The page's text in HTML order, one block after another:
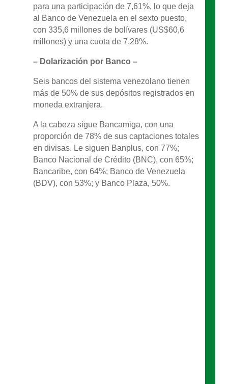
para una participación de 7,61%, lo que deja
al Banco de Venezuela en el sexto puesto,
con 335,6 millones de bolívares (US$60,6
millones) y una cuota de 7,28%.
– Dolarización por Banco –
Seis bancos del sistema venezolano tienen
más de 50% de sus depósitos registrados en
moneda extranjera.
A la cabeza sigue Bancamiga, con una
proporción de 78% de sus captaciones totales
en divisas. Le siguen Banplus, con 77%;
Banco Nacional de Crédito (BNC), con 65%;
Bancaribe, con 64%; Banco de Venezuela
(BDV), con 53%; y Banco Plaza, 50%.